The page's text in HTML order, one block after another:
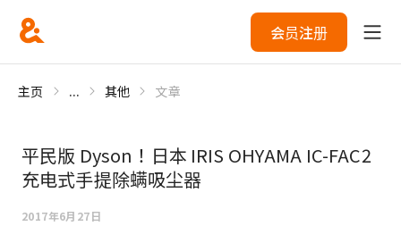
会员注册
主页 ... 其他 文章
平民版 Dyson！日本 IRIS OHYAMA IC-FAC2
充电式手提除螨吸尘器
2017年6月27日